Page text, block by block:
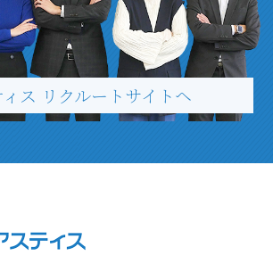
ィス リクルートサイトヘ